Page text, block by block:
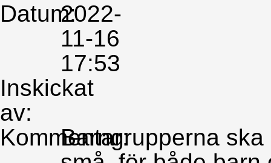
Datum:2022-
11-16
17:53
Inskickat
av:
Kommentar:
Barngrupperna ska